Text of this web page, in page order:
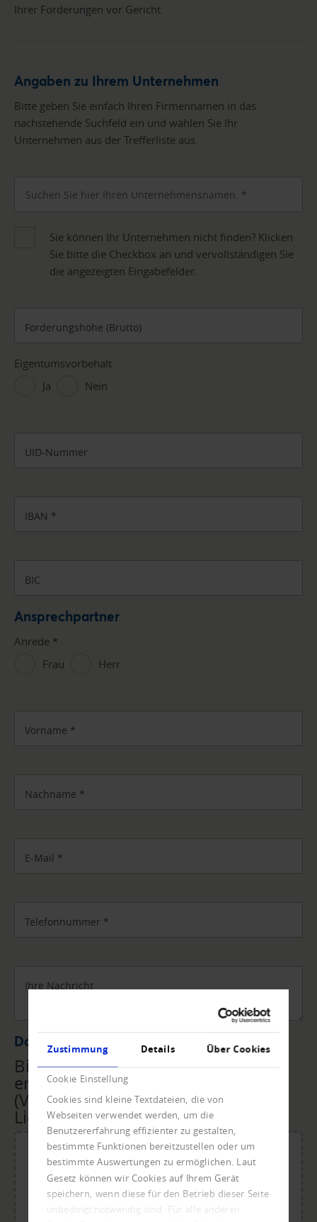
Zustimmung Details Über Cookies
Cookie Einstellung
Cookies sind kleine Textdateien, die von
Webseiten verwendet werden, um die
Benutzererfahrung effizienter zu gestalten,
bestimmte Funktionen bereitzustellen oder um
bestimmte Auswertungen zu ermöglichen. Laut
Gesetz können wir Cookies auf Ihrem Gerät
speichern, wenn diese für den Betrieb dieser Seite
unbedingt notwendig sind. Für alle anderen
Ihrer Forderungen vor Gericht.
Angaben zu Ihrem Unternehmen
Bitte geben Sie einfach Ihren Firmennamen in das
nachstehende Suchfeld ein und wählen Sie Ihr
Unternehmen aus der Trefferliste aus.
Sie können Ihr Unternehmen nicht finden? Klicken
Sie bitte die Checkbox an und vervollständigen Sie
die angezeigten Eingabefelder.
Forderungshöhe (Brutto)
Eigentumsvorbehalt
Ja
Nein
UID-Nummer
IBAN *
BIC
Ansprechpartner
Anrede *
Frau
Herr
Vorname *
Nachname *
E-Mail *
Telefonnummer *
Ihre Nachricht
Datei Upload
Bitte übermitteln Sie uns die
erforderlichen Unterlagen
(Vollmacht, Rechnungen,
Lieferscheine, ...) per Upload.
Für den Upload Datei ablegen oder klicken.
Maximale Dateigröße: 20 MB.